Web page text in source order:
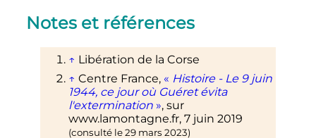
Notes et références
↑ Libération de la Corse
↑ Centre France, « Histoire - Le 9 juin
1944, ce jour où Guéret évita
l'extermination », sur
www.lamontagne.fr, 7 juin 2019
(consulté le29 mars 2023)